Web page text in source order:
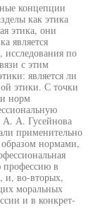
концепции
как этика
этика, они
является
исследования по
с этим
является ли
этики. С точки
и норм
А. А. Гусейнова
применительно
нормами,
профессию в
и, во-вторых,
моральных
и в конкрет-